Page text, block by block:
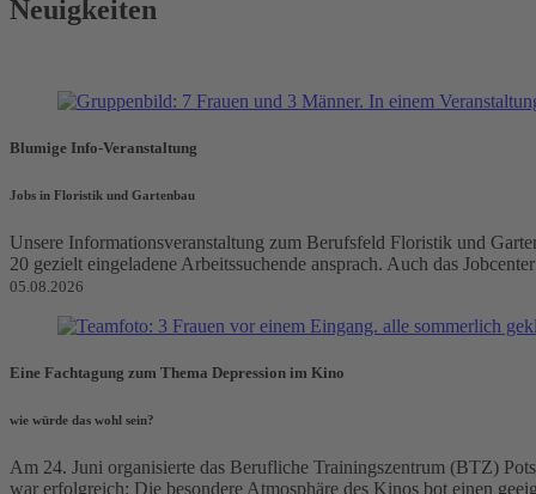
Neuigkeiten
Blumige Info-Veranstaltung
Jobs in Floristik und Gartenbau
Unsere Informationsveranstaltung zum Berufsfeld Floristik und
20 gezielt eingeladene Arbeitssuchende ansprach. Auch das
05.08.2026
Eine Fachtagung zum Thema Depression im Kino
wie würde das wohl sein?
Am 24. Juni organisierte das Berufliche Trainingszentrum (BTZ)
war erfolgreich: Die besondere Atmosphäre des Kinos bot einen